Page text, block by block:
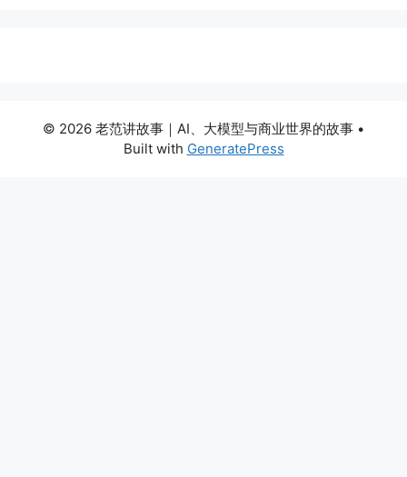
© 2026 老范讲故事｜AI、大模型与商业世界的故事 •
Built with GeneratePress